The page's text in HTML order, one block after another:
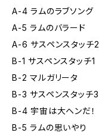
A-4 ラムのラブソング
A-5 ラムのバラード
A-6 サスペンスタッチ2
B-1 サスペンスタッチ1
B-2 マルガリータ
B-3 サスペンスタッチ3
B-4 宇宙は大ヘンだ！
B-5 ラムの思いやり